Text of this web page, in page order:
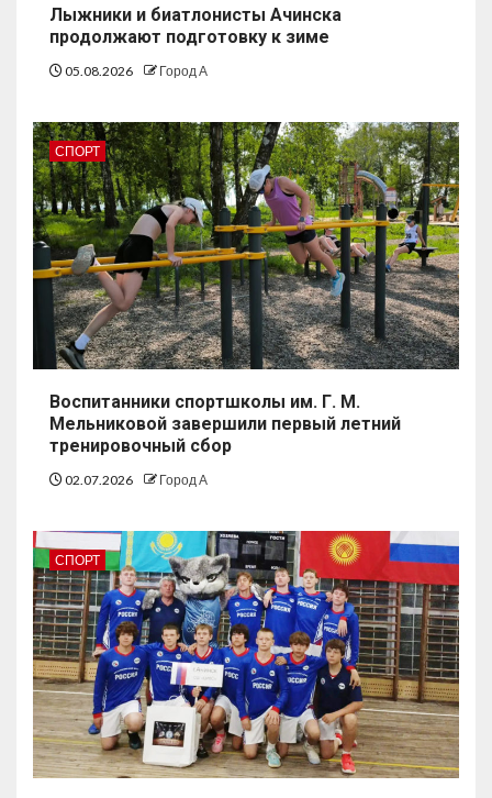
Лыжники и биатлонисты Ачинска
продолжают подготовку к зиме
05.08.2026 Город А
СПОРТ
Воспитанники спортшколы им. Г. М.
Мельниковой завершили первый летний
тренировочный сбор
02.07.2026 Город А
СПОРТ